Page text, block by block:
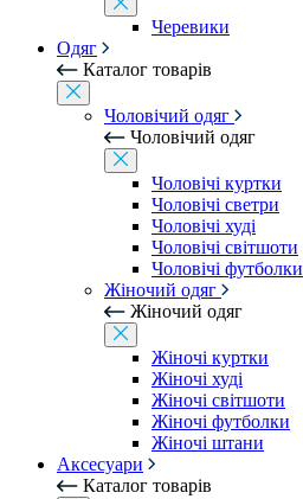
Черевики
Одяг
Каталог товарів
Чоловічий одяг
Чоловічий одяг
Чоловічі куртки
Чоловічі светри
Чоловічі худі
Чоловічі світшоти
Чоловічі футболки
Жіночий одяг
Жіночий одяг
Жіночі куртки
Жіночі худі
Жіночі світшоти
Жіночі футболки
Жіночі штани
Аксесуари
Каталог товарів